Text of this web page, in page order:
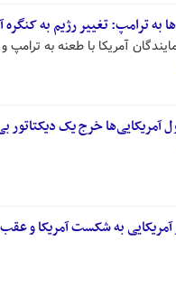
به ترامپ: تغییر رژیم به کنگره
آمریکا با طعنه به
آمریکایی‌ها خرج یک دیکتاتور
آمریکایی به شکست آمریکا و